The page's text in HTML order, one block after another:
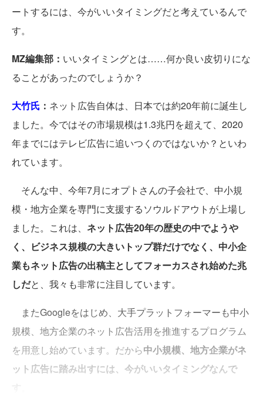
ートするには、今がいいタイミングだと考えているんで
す。
MZ編集部： いいタイミングとは……何か良い皮切りにな
ることがあったのでしょうか？
大竹氏 ： ネット広告自体は、日本では約20年前に誕生し
ました。今ではその市場規模は1.3兆円を超えて、2020
年までにはテレビ広告に追いつくのではないか？といわ
れています。
そんな中、今年7月にオプトさんの子会社で、中小規
模・地方企業を専門に支援するソウルドアウトが上場し
ました。これは、 ネット広告20年の歴史の中でようや
く、ビジネス規模の大きいトップ群だけでなく、中小企
業もネット広告の出稿主としてフォーカスされ始めた兆
しだと、我々も非常に注目しています。
またGoogleをはじめ、大手プラットフォーマーも中小
規模、地方企業のネット広告活用を推進するプログラム
を用意し始めています。だから中小規模、地方企業がネ
ット広告に踏み出すには、今がいいタイミングなんで